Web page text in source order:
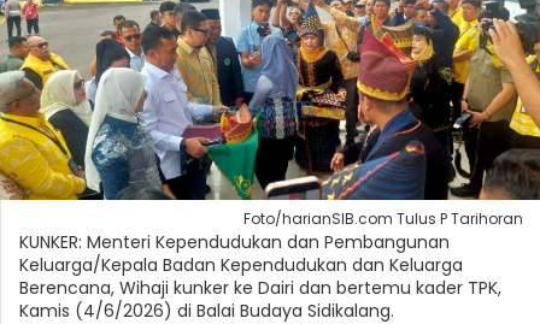
Foto/harianSIB.com Tulus P Tarihoran
KUNKER: Menteri Kependudukan dan Pembangunan
Keluarga/Kepala Badan Kependudukan dan Keluarga
Berencana, Wihaji kunker ke Dairi dan bertemu kader TPK,
Kamis (4/6/2026) di Balai Budaya Sidikalang.